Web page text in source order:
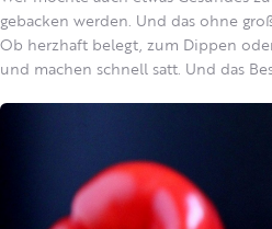
gebacken werden. Und das ohne
Ob herzhaft belegt, zum Dippen
und machen schnell satt. Und das